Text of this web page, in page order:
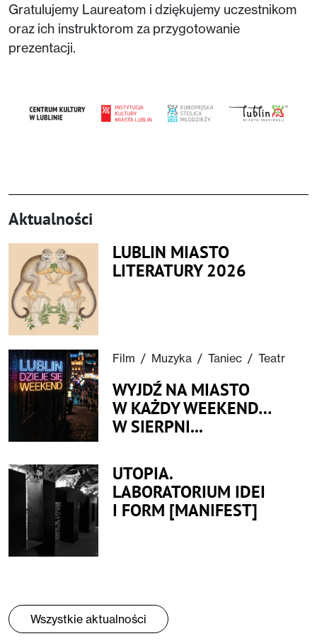
Gratulujemy Laureatom i dziękujemy uczestnikom
oraz ich instruktorom za przygotowanie
prezentacji.
Aktualności
LUBLIN MIASTO
LITERATURY 2026
Film / Muzyka / Taniec / Teatr
WYJDŹ NA MIASTO
W KAŻDY WEEKEND…
W SIERPNI...
UTOPIA.
LABORATORIUM IDEI
I FORM [MANIFEST]
Wszystkie aktualności